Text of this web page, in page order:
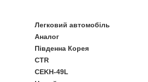
Легковий автомобіль
Аналог
Південна Корея
CTR
CEKH-49L